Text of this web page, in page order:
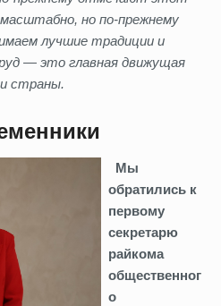
но по‑прежнему
лучшие традиции и
— это главная движущая
страны.
Мы
обратились к
первому
секретарю
райкома
общественног
о